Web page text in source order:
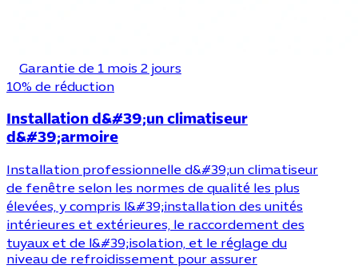
Garantie de 1 mois 2 jours
10% de réduction
Installation d&#39;un climatiseur
d&#39;armoire
Installation professionnelle d&#39;un climatiseur
de fenêtre selon les normes de qualité les plus
élevées, y compris l&#39;installation des unités
intérieures et extérieures, le raccordement des
tuyaux et de l&#39;isolation, et le réglage du
niveau de refroidissement pour assurer